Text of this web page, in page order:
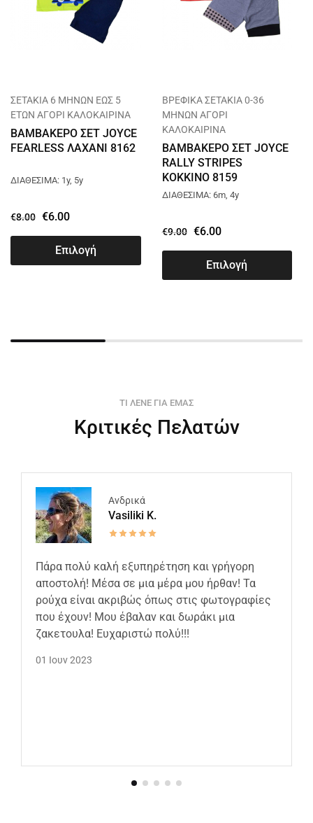
ΣΕΤΑΚΙΑ 6 ΜΗΝΩΝ ΕΩΣ 5
ΕΤΩΝ ΑΓΟΡΙ ΚΑΛΟΚΑΙΡΙΝΑ
ΒΑΜΒΑΚΕΡΟ ΣΕΤ JOYCE
FEARLESS ΛΑΧΑΝΙ 8162
ΔΙΑΘΕΣΙΜΑ: 1y, 5y
€8.00 €6.00
Επιλογή
ΒΡΕΦΙΚΑ ΣΕΤΑΚΙΑ 0-36
ΜΗΝΩΝ ΑΓΟΡΙ
ΚΑΛΟΚΑΙΡΙΝΑ
ΒΑΜΒΑΚΕΡΟ ΣΕΤ JOYCE
RALLY STRIPES
ΚΟΚΚΙΝΟ 8159
ΔΙΑΘΕΣΙΜΑ: 6m, 4y
€9.00 €6.00
Επιλογή
ΤΙ ΛΕΝΕ ΓΙΑ ΕΜΑΣ
Κριτικές Πελατών
Ανδρικά
Vasiliki K.
Πάρα πολύ καλή εξυπηρέτηση και γρήγορη
αποστολή! Μέσα σε μια μέρα μου ήρθαν! Τα
ρούχα είναι ακριβώς όπως στις φωτογραφίες
που έχουν! Μου έβαλαν και δωράκι μια
ζακετουλα! Ευχαριστώ πολύ!!!
01 Ιουν 2023